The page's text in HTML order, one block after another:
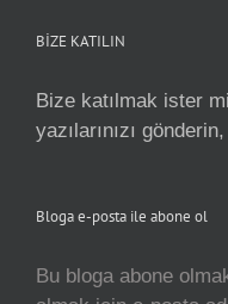
BİZE KATILIN
Bize katılmak ister
yazılarınızı
Bloga e-posta ile abone ol
Bu bloga abone